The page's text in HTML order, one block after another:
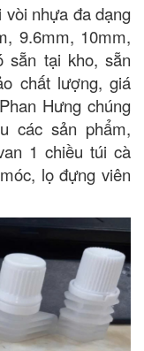
vòi nhựa đa dạng
9.6mm, 10mm,
sẵn tại kho, sẵn
chất lượng, giá
Hưng chúng
các sản phẩm,
1 chiều túi cà
lọ đựng viên